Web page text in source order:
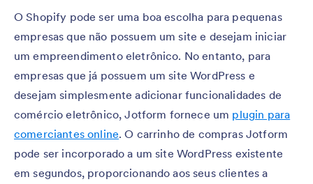
O Shopify pode ser uma boa escolha para pequenas
empresas que não possuem um site e desejam iniciar
um empreendimento eletrônico. No entanto, para
empresas que já possuem um site WordPress e
desejam simplesmente adicionar funcionalidades de
comércio eletrônico, Jotform fornece um plugin para
comerciantes online. O carrinho de compras Jotform
pode ser incorporado a um site WordPress existente
em segundos, proporcionando aos seus clientes a